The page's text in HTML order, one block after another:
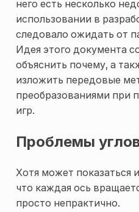
него есть несколько
использовании в
следовало ожидать от
Идея этого документа
объяснить почему, а
изложить передовые
преобразованиями при
игр.
Проблемы
Хотя может показаться
что каждая ось
просто непрактично.